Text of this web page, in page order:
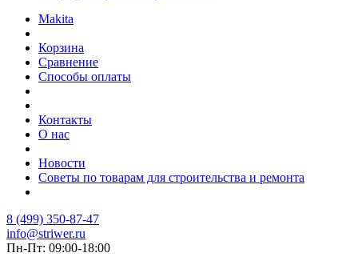
Makita
Корзина
Сравнение
Способы оплаты
Контакты
О нас
Новости
Советы по товарам для строительства и ремонта
8 (499) 350-87-47
info@striwer.ru
Пн-Пт: 09:00-18:00